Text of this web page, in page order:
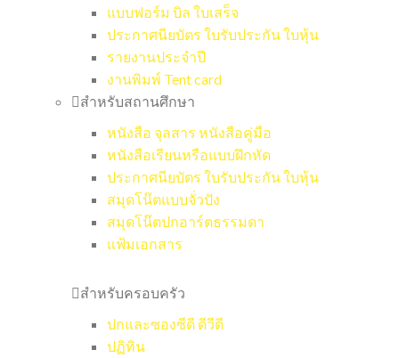
แบบฟอร์ม บิล ใบเสร็จ
ประกาศนียบัตร ใบรับประกัน ใบหุ้น
รายงานประจำปี
งานพิมพ์ Tent card
สำหรับสถานศึกษา
หนังสือ จุลสาร หนังสือคู่มือ
หนังสือเรียนหรือแบบฝึกหัด
ประกาศนียบัตร ใบรับประกัน ใบหุ้น
สมุดโน๊ตแบบจั่วปัง
สมุดโน๊ตปกอาร์ตธรรมดา
แฟ้มเอกสาร
สำหรับครอบครัว
ปกและซองซีดี ดีวีดี
ปฏิทิน